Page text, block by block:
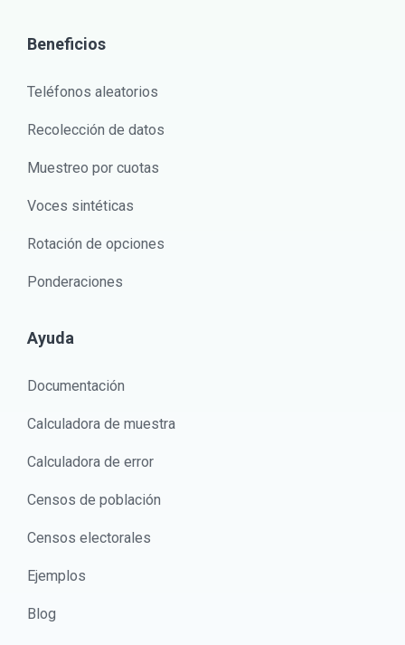
Beneficios
Teléfonos aleatorios
Recolección de datos
Muestreo por cuotas
Voces sintéticas
Rotación de opciones
Ponderaciones
Ayuda
Documentación
Calculadora de muestra
Calculadora de error
Censos de población
Censos electorales
Ejemplos
Blog